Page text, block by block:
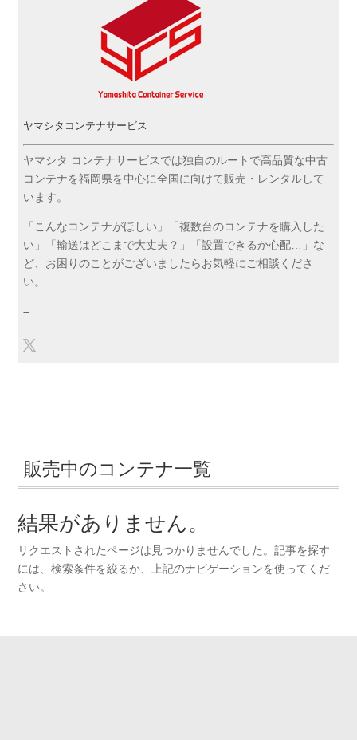
ヤマシタコンテナサービス
ヤマシタ コンテナサービスでは独自のルートで高品質な中古
コンテナを福岡県を中心に全国に向けて販売・レンタルして
います。
「こんなコンテナがほしい」「複数台のコンテナを購入した
い」「輸送はどこまで大丈夫？」「設置できるか心配…」な
ど、お困りのことがございましたらお気軽にご相談くださ
い。
–
販売中のコンテナ一覧
結果がありません。
リクエストされたページは見つかりませんでした。記事を探す
には、検索条件を絞るか、上記のナビゲーションを使ってくだ
さい。